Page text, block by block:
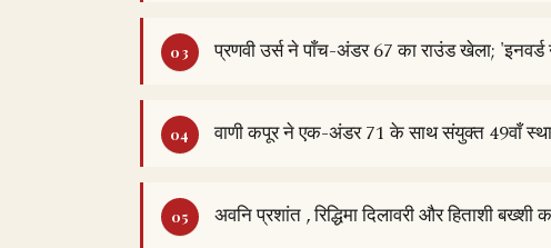
प्रणवी उर्स ने पाँच-अंडर 67 का राउंड खेला;
वाणी कपूर ने एक-अंडर 71 के साथ संयुक्त 49वाँ
अवनि प्रशांत , रिद्धिमा दिलावरी और हिताशी